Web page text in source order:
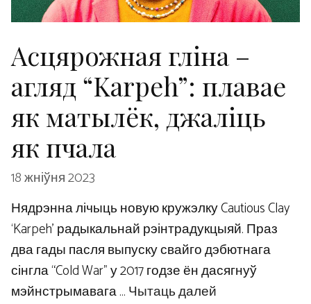
Асцярожная гліна –
агляд “Karpeh”: плавае
як матылёк, джаліць
як пчала
18 жніўня 2023
Нядрэнна лічыць новую кружэлку Cautious Clay
‘Karpeh’ радыкальнай рэінтрадукцыяй. Праз
два гады пасля выпуску свайго дэбютнага
сінгла “Cold War” у 2017 годзе ён дасягнуў
мэйнстрымавага …Чытаць далей